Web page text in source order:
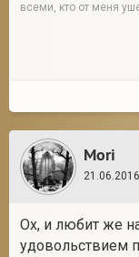
всеми, кто от меня
Mori
Ох, и любит же
удовольствием